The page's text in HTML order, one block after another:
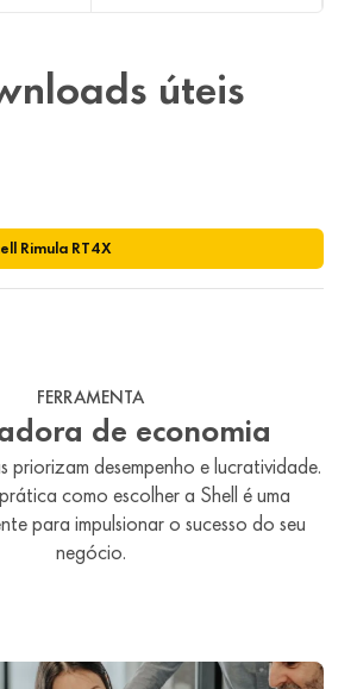
úteis
Rimula RT4X
FERRAMENTA
de economia
priorizam desempenho e lucratividade.
como escolher a Shell é uma
para impulsionar o sucesso do seu
negócio.